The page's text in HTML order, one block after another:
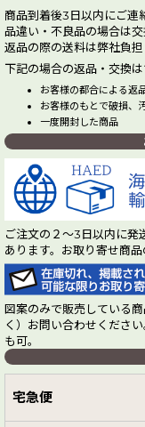
商品到着後3日以内にご連
品違い・不良品の場合は交
返品の際の送料は弊社負担
下記の場合の返品・交換は
お客様の都合による返
お客様のもとで破損、
一度開封した商品
ご注文の２～3日以内に発
あります。お取り寄せ商品
図案のみで販売している
く）お問い合わせください
も可。
宅急便